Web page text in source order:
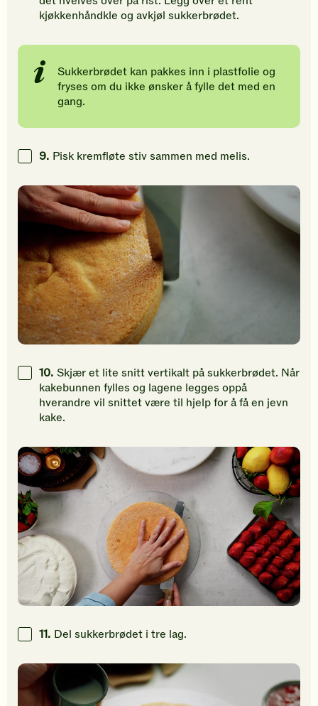
kjøkkenhåndkle og avkjøl sukkerbrødet.
Sukkerbrødet kan pakkes inn i plastfolie og
fryses om du ikke ønsker å fylle det med en
gang.
9. Pisk kremfløte stiv sammen med melis.
10. Skjær et lite snitt vertikalt på sukkerbrødet. Når
kakebunnen fylles og lagene legges oppå
hverandre vil snittet være til hjelp for å få en jevn
kake.
11. Del sukkerbrødet i tre lag.